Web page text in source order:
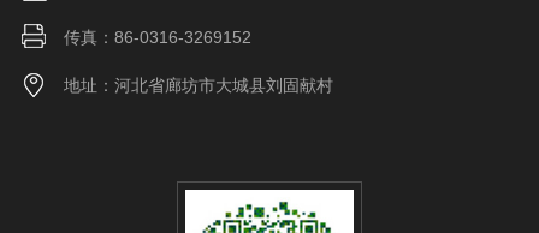
传真：86-0316-3269152
地址：河北省廊坊市大城县刘固献村